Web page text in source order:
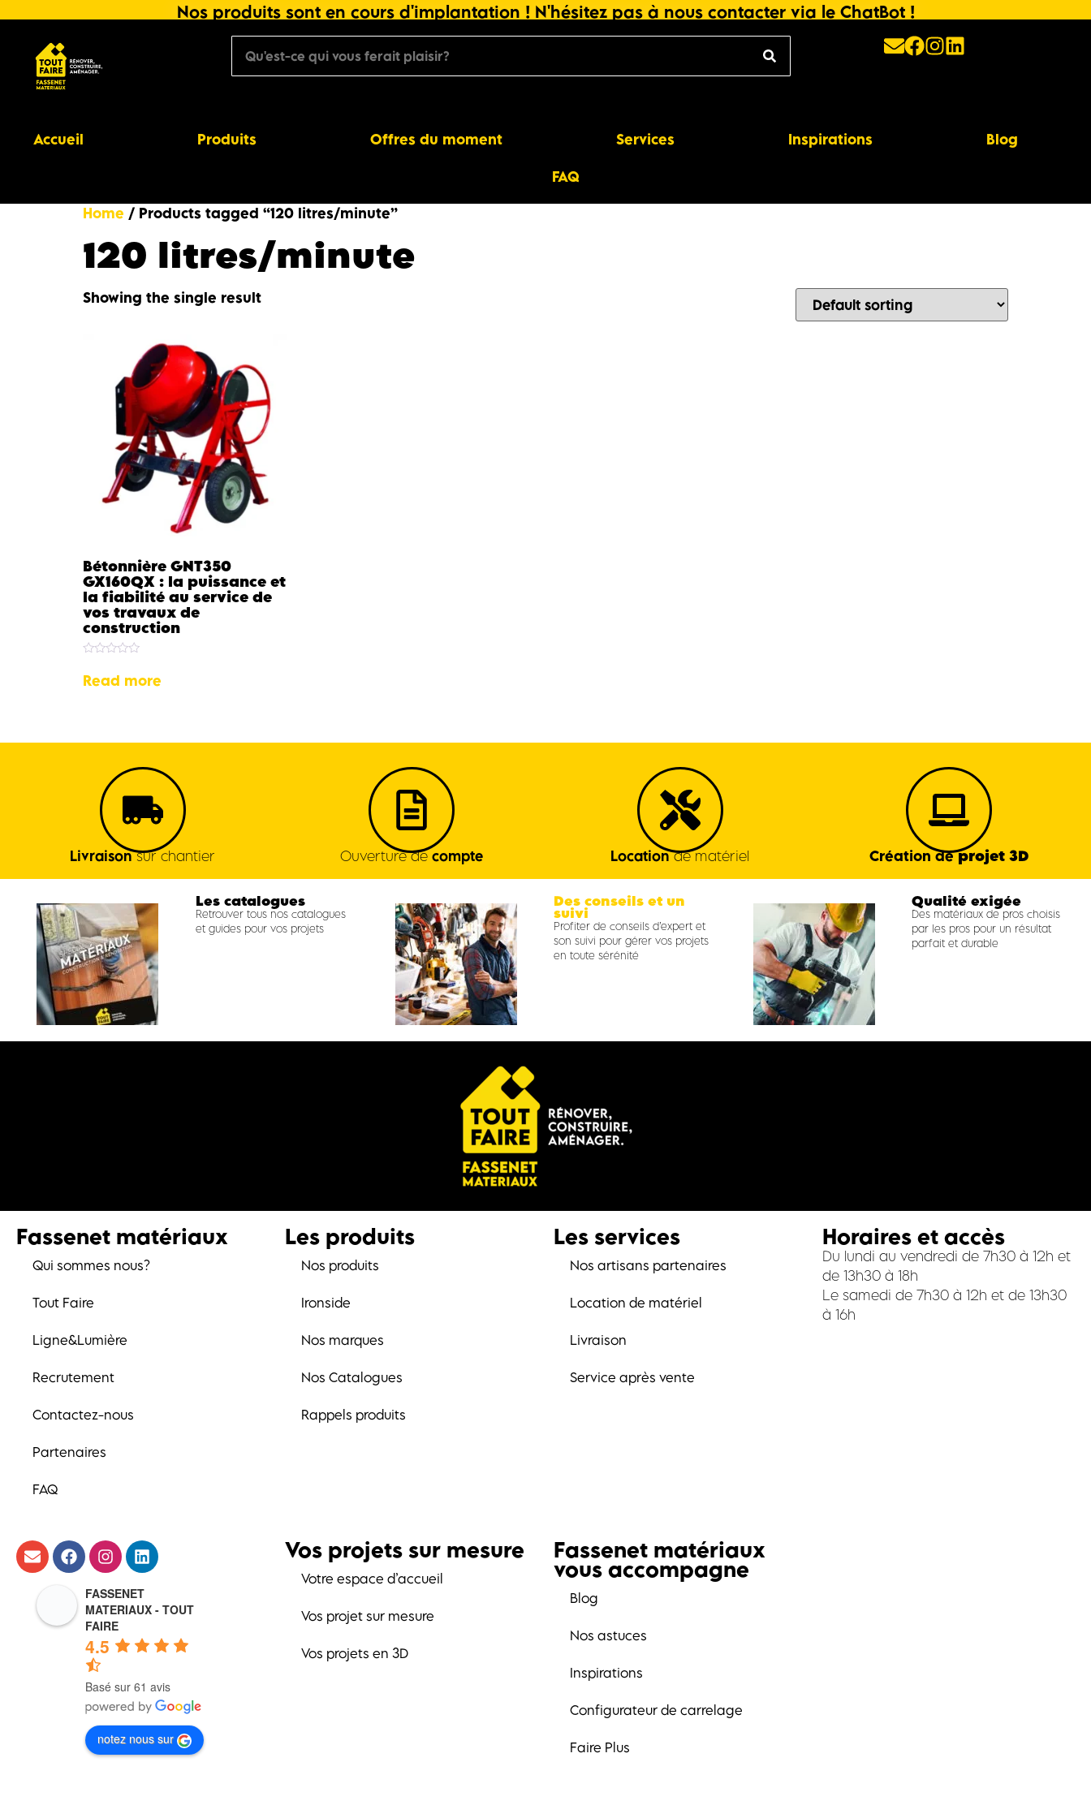
Nos produits sont en cours d'implantation ! N'hésitez pas à nous contacter via le ChatBot !
Accueil Produits Offres du moment Services Inspirations Blog
FAQ
Home / Products tagged “120 litres/minute”
120 litres/minute
Showing the single result
Bétonnière GNT350
GX160QX : la puissance et
la fiabilité au service de
vos travaux de
construction
0
out
Read more
Livraisonsur chantier Ouverture de compte Locationde matériel Création deprojet 3D
Les catalogues
Retrouver tous nos catalogues
et guides pour vos projets
Des conseils et un
suivi
Profiter de conseils d’expert et
son suivi pour gérer vos projets
en toute sérénité
Qualité exigée
Des matériaux de pros choisis
par les pros pour un résultat
parfait et durable
Fassenet matériaux
Qui sommes nous?
Tout Faire
Ligne&Lumière
Recrutement
Contactez-nous
Partenaires
FAQ
Les produits
Nos produits
Ironside
Nos marques
Nos Catalogues
Rappels produits
Les services
Nos artisans partenaires
Location de matériel
Livraison
Service après vente
Horaires et accès
Du lundi au vendredi de 7h30 à 12h et
de 13h30 à 18h
Le samedi de 7h30 à 12h et de 13h30
à 16h
FASSENET
MATERIAUX - TOUT
FAIRE
4.5
Basé sur 61 avis
notez nous sur
Vos projets sur mesure
Votre espace d’accueil
Vos projet sur mesure
Vos projets en 3D
Fassenet matériaux
vous accompagne
Blog
Nos astuces
Inspirations
Configurateur de carrelage
Faire Plus